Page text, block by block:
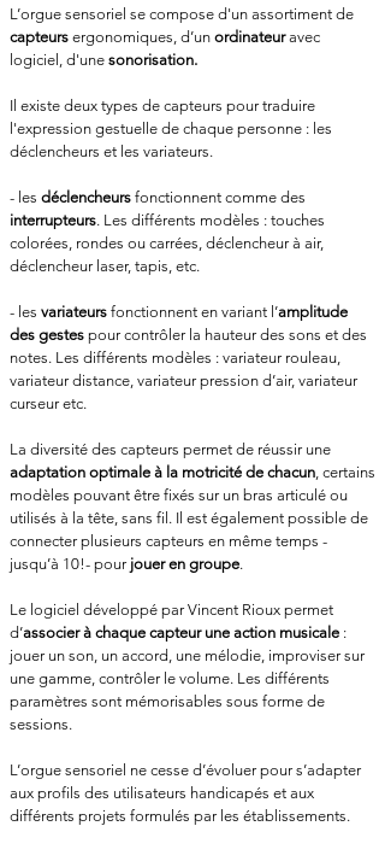
​L’orgue sensoriel se compose d'un assortiment de
capteurs ergonomiques, d’un ordinateuravec
logiciel, d'une sonorisation.
Il existe deux types de capteurs pour traduire
l'expression gestuelle de chaque personne : les
déclencheurs et les variateurs.
- les déclencheurs fonctionnent comme des
interrupteurs. Les différents modèles : touches
colorées, rondes ou carrées, déclencheur à air,
déclencheur laser, tapis, etc.
- les variateurs fonctionnent en variant l’amplitude
des gestes pour contrôler la hauteur des sons et des
notes. Les différents modèles : variateur rouleau,
variateur distance, variateur pression d’air, variateur
curseur etc.
La diversité des capteurs permet de réussir une
adaptation optimale à la motricité de chacun, certains
modèles pouvant être fixés sur un bras articulé ou
utilisés à la tête, sans fil. Il est également possible de
connecter plusieurs capteurs en même temps -
jusqu’à 10!- pourjouer en groupe.
Le logiciel développé par Vincent Rioux permet
d’associer à chaque capteur une action musicale :
jouer un son, un accord, une mélodie, improviser sur
une gamme, contrôler le volume. Les différents
paramètres sont mémorisables sous forme de
sessions.
L’orgue sensoriel ne cesse d’évoluer pour s’adapter
aux profils des utilisateurs handicapés et aux
différents projets formulés par les établissements.